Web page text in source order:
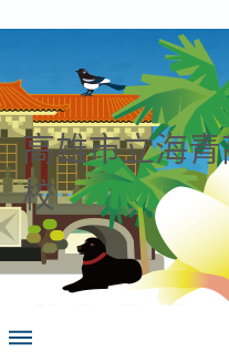
高雄市立海
校